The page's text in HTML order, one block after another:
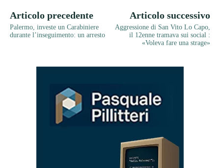
Articolo precedente
Palermo, investe un Carabiniere
durante l’inseguimento: un arresto
Articolo successivo
Aggressione di San Vito Lo Capo,
il 12enne tramava sui social :
«Voleva fare una strage»